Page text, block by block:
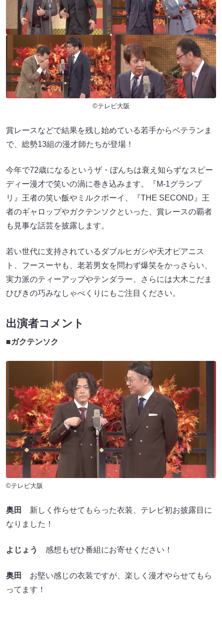
©テレビ大阪
賞レースなどで結果を残し始めている若手からベテランま
で、総勢13組の漫才師たちが登場！
今年で72歳になるというザ・ぼんちは衰え知らずなスピー
ディー漫才で笑いの渦に巻き込みます。『M-1グランプ
リ』王者の笑い飯やミルクボーイ、『THE SECOND』王
者のギャロップやガクテンソクといった、賞レースの覇者
も見事な話芸を披露します。
若い世代に支持されているダブルヒガシや天才ピアニス
ト、フースーヤも、老若男女を問わず爆笑をかっさらい、
実力派のティーアップやテンダラー、さらには大木こだま
ひびきの巧みなしゃべくりにもご注目ください。
出演者コメント
■ガクテンソク
©テレビ大阪
奥田
新しく作らせてもらった衣装、テレビ初お披露目に
なりました！
よじょう 感想もぜひ番組にお寄せください！
奥田
お堅い感じの衣装ですが、楽しく漫才やらせてもら
ってます！